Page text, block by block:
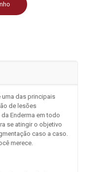
uma das principais
de lesões
Enderma em todo
se atingir o objetivo
caso a caso.
merece.